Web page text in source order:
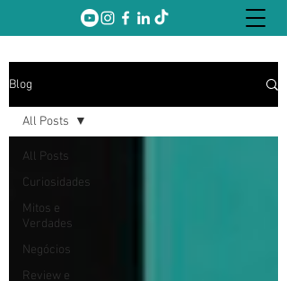
Blog
All Posts
Curiosidades
Mitos e
Verdades
Negócios
Review e
All Posts